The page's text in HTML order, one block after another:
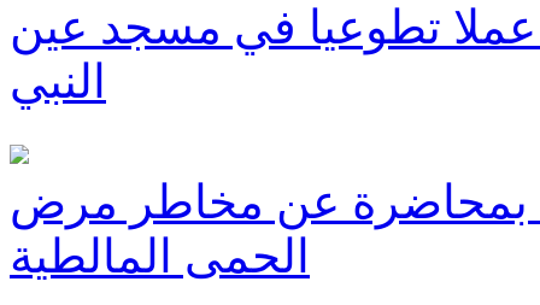
عملا تطوعيا في مسجد عين
النبي
بمحاضرة عن مخاطر مرض
الحمى المالطية